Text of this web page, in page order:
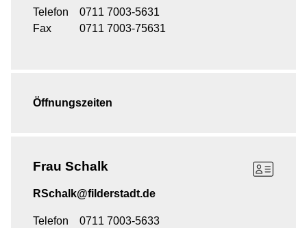
Telefon
0711 7003-5631
Fax
0711 7003-75631
Öffnungszeiten
Frau Schalk
RSchalk@filderstadt.de
Telefon
0711 7003-5633